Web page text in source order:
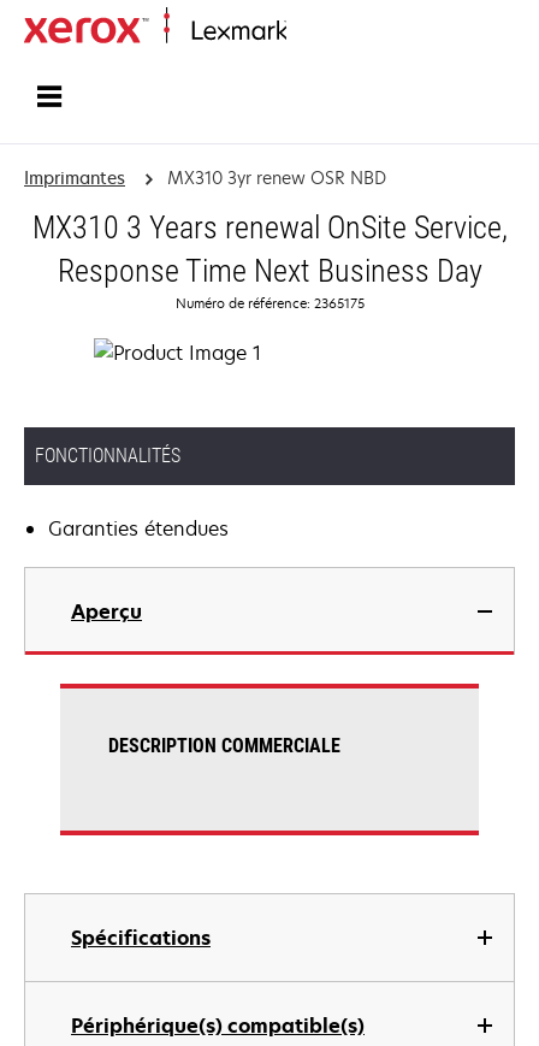
Imprimantes MX310 3yr renew OSR NBD
MX310 3 Years renewal OnSite Service,
Response Time Next Business Day
Numéro de référence: 2365175
FONCTIONNALITÉS
Garanties étendues
Aperçu
Spécifications
Périphérique(s) compatible(s)
DESCRIPTION COMMERCIALE